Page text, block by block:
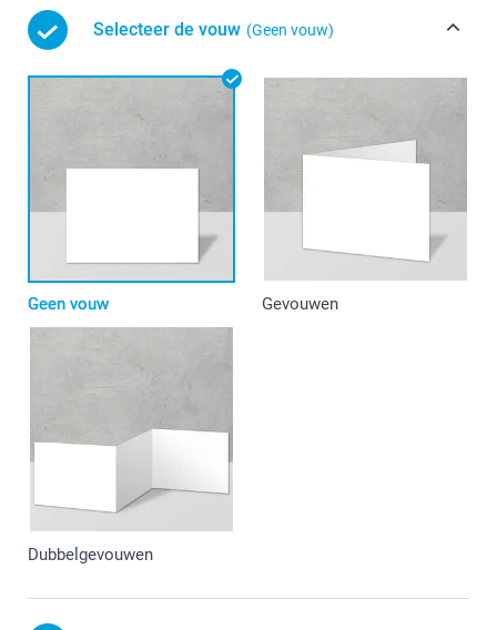
Selecteer de vouw (Geen vouw)
Geen vouw Gevouwen
Dubbelgevouwen